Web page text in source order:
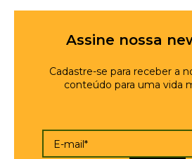
Assine nossa
Cadastre-se para receber a
conteúdo para uma vida
E-mail*